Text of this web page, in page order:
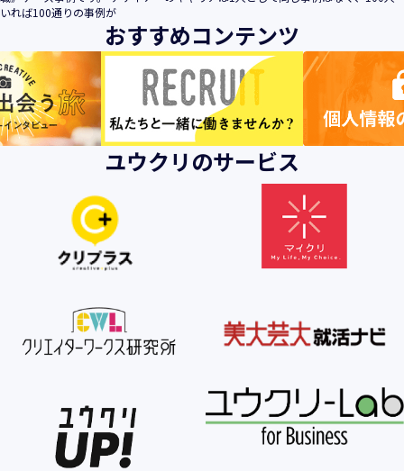
いれば100通りの事例が
おすすめコンテンツ
ユウクリのサービス